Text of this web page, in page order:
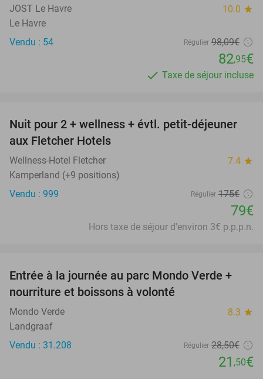
JOST Le Havre 10.0 star
Le Havre
Vendu : 54
Régulier 98,09€
82,95€
Taxe de séjour incluse
55%
Nuit pour 2 + wellness + évtl. petit-déjeuner
aux Fletcher Hotels
Wellness-Hotel Fletcher 7.4 star
Kamperland (+9 positions)
Vendu : 999
Régulier 175€
79€
Hors taxe de séjour d'environ 3€ p.p.p.n.
25%
Entrée à la journée au parc Mondo Verde +
nourriture et boissons à volonté
Mondo Verde 8.3 star
Landgraaf
Vendu : 31.208
Régulier 28,50€
21 ,50€